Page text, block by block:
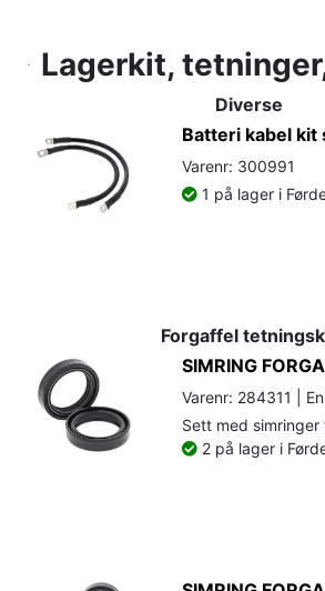
Lagerkit,
Diverse
Batteri kabel kit
Varenr: 300991
1 på lager i
Forgaffel
SIMRING
Varenr: 284311 |
Sett med
2 på lager i